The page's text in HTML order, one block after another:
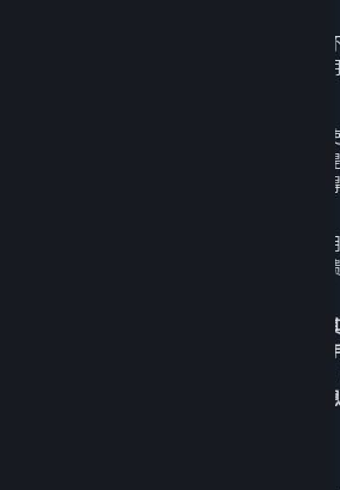
（23）参与其他在行业内被广泛认可的
经被本协议或其他适用的附加条款所列明
如果您在使用平台的过程中违反了上述
权视行为的性质和程度中止或终止向您
和服务，并采取禁止发言、收回违规取
在您使用平台的过程中，如果发现其他
范，您可以通过举报功能向平台进行反
您同意以平台的监测数据以及经核实的
为判断您的帐户是否被盗号、是否使用
户行为规范的依据，除非您能提供充分
监测数据或经核实的其他用户的举报信息